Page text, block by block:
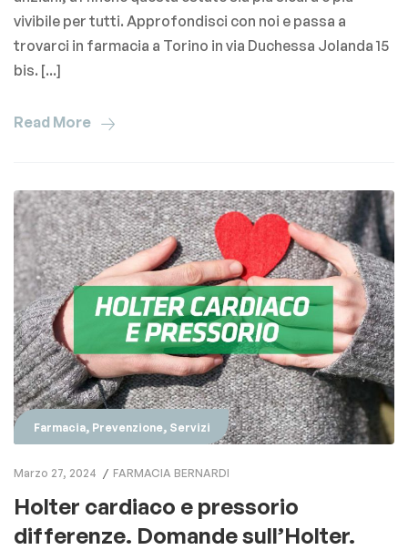
vivibile per tutti. Approfondisci con noi e passa a
trovarci in farmacia a Torino in via Duchessa Jolanda 15
bis. [...]
Read More
Farmacia, Prevenzione, Servizi
Marzo 27, 2024 FARMACIA BERNARDI
Holter cardiaco e pressorio
differenze. Domande sull’Holter.